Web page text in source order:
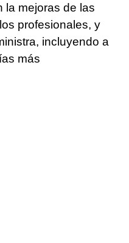
la mejoras de las
profesionales, y
incluyendo a
más